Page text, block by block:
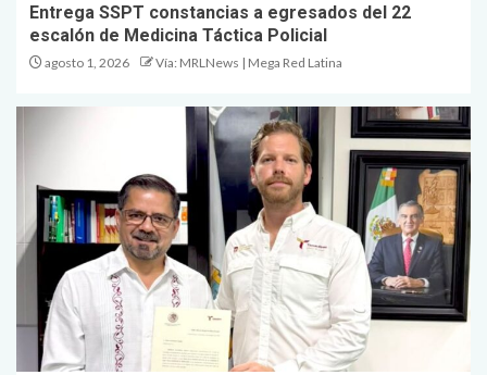
Entrega SSPT constancias a egresados del 22
escalón de Medicina Táctica Policial
agosto 1, 2026 Vía: MRLNews | Mega Red Latina